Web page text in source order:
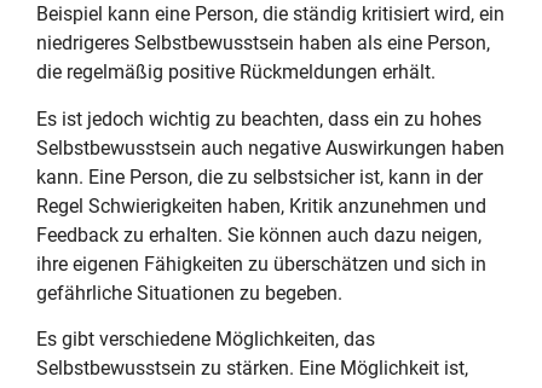
Beispiel kann eine Person, die ständig kritisiert wird, ein
niedrigeres Selbstbewusstsein haben als eine Person,
die regelmäßig positive Rückmeldungen erhält.
Es ist jedoch wichtig zu beachten, dass ein zu hohes
Selbstbewusstsein auch negative Auswirkungen haben
kann. Eine Person, die zu selbstsicher ist, kann in der
Regel Schwierigkeiten haben, Kritik anzunehmen und
Feedback zu erhalten. Sie können auch dazu neigen,
ihre eigenen Fähigkeiten zu überschätzen und sich in
gefährliche Situationen zu begeben.
Es gibt verschiedene Möglichkeiten, das
Selbstbewusstsein zu stärken. Eine Möglichkeit ist,